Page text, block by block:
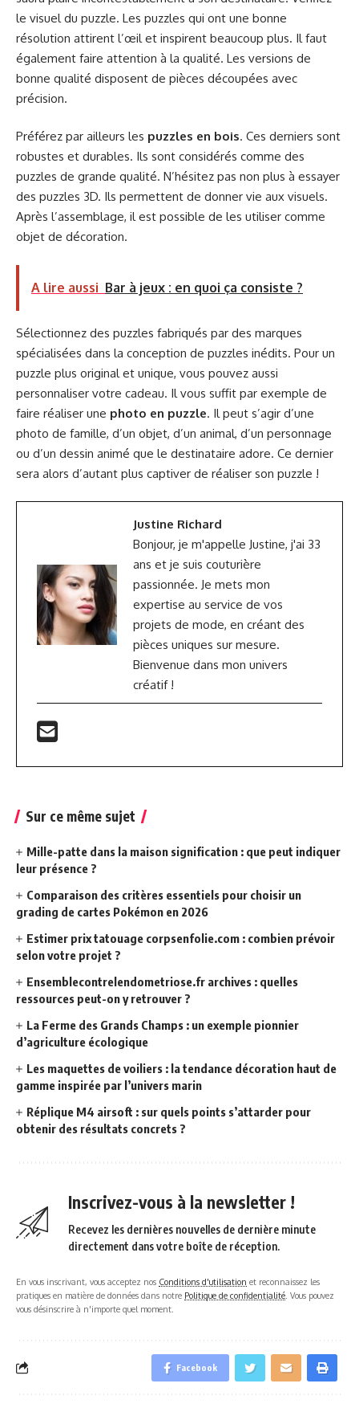
le visuel du puzzle. Les puzzles qui ont une bonne
résolution attirent l’œil et inspirent beaucoup plus. Il faut
également faire attention à la qualité. Les versions de
bonne qualité disposent de pièces découpées avec
précision.
Préférez par ailleurs les puzzles en bois. Ces derniers sont
robustes et durables. Ils sont considérés comme des
puzzles de grande qualité. N’hésitez pas non plus à essayer
des puzzles 3D. Ils permettent de donner vie aux visuels.
Après l’assemblage, il est possible de les utiliser comme
objet de décoration.
A lire aussi Bar à jeux : en quoi ça consiste ?
Sélectionnez des puzzles fabriqués par des marques
spécialisées dans la conception de puzzles inédits. Pour un
puzzle plus original et unique, vous pouvez aussi
personnaliser votre cadeau. Il vous suffit par exemple de
faire réaliser une photo en puzzle. Il peut s’agir d’une
photo de famille, d’un objet, d’un animal, d’un personnage
ou d’un dessin animé que le destinataire adore. Ce dernier
sera alors d’autant plus captiver de réaliser son puzzle !
Justine Richard
Bonjour, je m'appelle Justine, j'ai 33
ans et je suis couturière
passionnée. Je mets mon
expertise au service de vos
projets de mode, en créant des
pièces uniques sur mesure.
Bienvenue dans mon univers
créatif !
Sur ce même sujet
Mille-patte dans la maison signification : que peut indiquer
leur présence ?
Comparaison des critères essentiels pour choisir un
grading de cartes Pokémon en 2026
Estimer prix tatouage corpsenfolie.com : combien prévoir
selon votre projet ?
Ensemblecontrelendometriose.fr archives : quelles
ressources peut-on y retrouver ?
La Ferme des Grands Champs : un exemple pionnier
d’agriculture écologique
Les maquettes de voiliers : la tendance décoration haut de
gamme inspirée par l’univers marin
Réplique M4 airsoft : sur quels points s’attarder pour
obtenir des résultats concrets ?
Inscrivez-vous à la newsletter !
Recevez les dernières nouvelles de dernière minute
directement dans votre boîte de réception.
En vous inscrivant, vous acceptez nos Conditions d'utilisation et reconnaissez les
pratiques en matière de données dans notre Politique de confidentialité . Vous pouvez
vous désinscrire à n'importe quel moment.
Facebook